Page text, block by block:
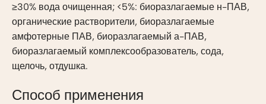
≥30% вода очищенная; <5%: биоразлагаемые н-ПАВ,
органические растворители, биоразлагаемые
амфотерные ПАВ, биоразлагаемый а-ПАВ,
биоразлагаемый комплексообразователь, сода,
щелочь, отдушка.
Способ применения